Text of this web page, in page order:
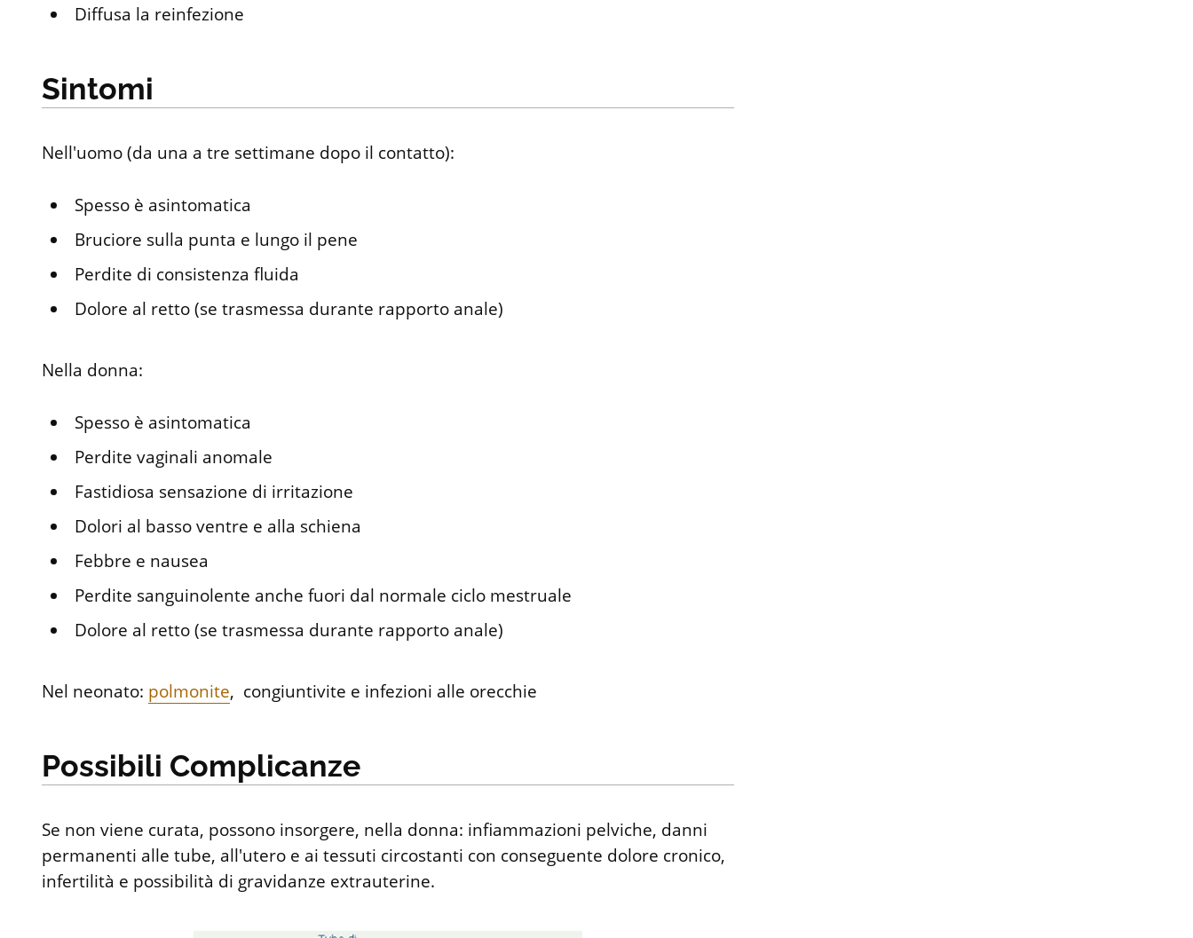
Diffusa la reinfezione
Sintomi
Nell'uomo (da una a tre settimane dopo il contatto):
Spesso è asintomatica
Bruciore sulla punta e lungo il pene
Perdite di consistenza fluida
Dolore al retto (se trasmessa durante rapporto anale)
Nella donna:
Spesso è asintomatica
Perdite vaginali anomale
Fastidiosa sensazione di irritazione
Dolori al basso ventre e alla schiena
Febbre e nausea
Perdite sanguinolente anche fuori dal normale ciclo mestruale
Dolore al retto (se trasmessa durante rapporto anale)
Nel neonato: polmonite, congiuntivite e infezioni alle orecchie
Possibili Complicanze
Se non viene curata, possono insorgere, nella donna: infiammazioni pelviche, danni
permanenti alle tube, all'utero e ai tessuti circostanti con conseguente dolore cronico,
infertilità e possibilità di gravidanze extrauterine.